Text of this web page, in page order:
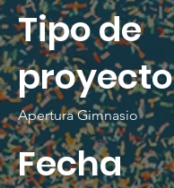
Tipo de
proyecto
Apertura Gimnasio
Fecha